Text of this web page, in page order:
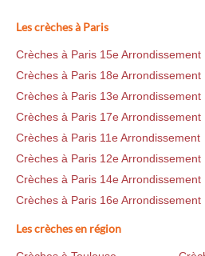
Les crèches à Paris
Crèches à Paris 15e Arrondissement
Crèches à Paris 18e Arrondissement
Crèches à Paris 13e Arrondissement
Crèches à Paris 17e Arrondissement
Crèches à Paris 11e Arrondissement
Crèches à Paris 12e Arrondissement
Crèches à Paris 14e Arrondissement
Crèches à Paris 16e Arrondissement
Les crèches en région